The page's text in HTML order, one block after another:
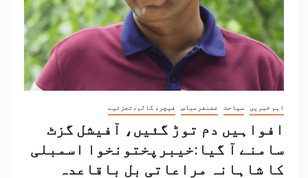
اہم خبریں سیاحت غضنفرعباس فیچر، کالم،تجزئیے
افواہیں دم توڑ گئیں، آفیشل گزٹ
سامنے آ گیا:خیبرپختونخوا اسمبلی
کا شاہانہ مراعاتی بل باقاعدہ